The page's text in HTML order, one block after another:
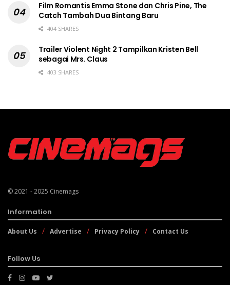
Film Romantis Emma Stone dan Chris Pine, The
Catch Tambah Dua Bintang Baru
404 SHARES
Trailer Violent Night 2 Tampilkan Kristen Bell
sebagai Mrs. Claus
403 SHARES
© 2021 - 2025 Cinemags
Information
About Us Advertise Privacy Policy Contact Us
Follow Us